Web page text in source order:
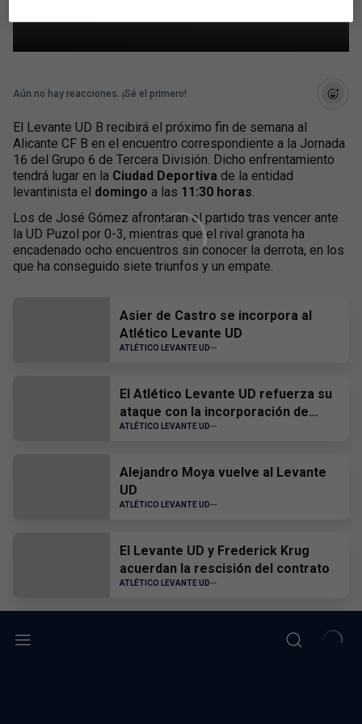
UD B-Alicante CF B
Aún no hay reacciones. ¡Sé el primero!
El Levante UD B recibirá el próximo fin de semana al
Alicante CF B en el encuentro correspondiente a la Jornada
16 del Grupo 6 de Tercera División. Dicho enfrentamiento
tendrá lugar en la Ciudad Deportiva de la entidad
levantinista el domingo a las 11:30 horas.
Los de José Gómez afrontarán el partido tras vencer ante
la UD Puzol por 0-3, mientras que el rival granota ha
encadenado ocho encuentros sin conocer la derrota, en los
que ha conseguido siete triunfos y un empate.
Asier de Castro se incorpora al
Atlético Levante UD
ATLÉTICO LEVANTE UD
El Atlético Levante UD refuerza su
ataque con la incorporación de
Hugo Goñi
ATLÉTICO LEVANTE UD
Alejandro Moya vuelve al Levante
UD
ATLÉTICO LEVANTE UD
El Levante UD y Frederick Krug
acuerdan la rescisión del contrato
ATLÉTICO LEVANTE UD